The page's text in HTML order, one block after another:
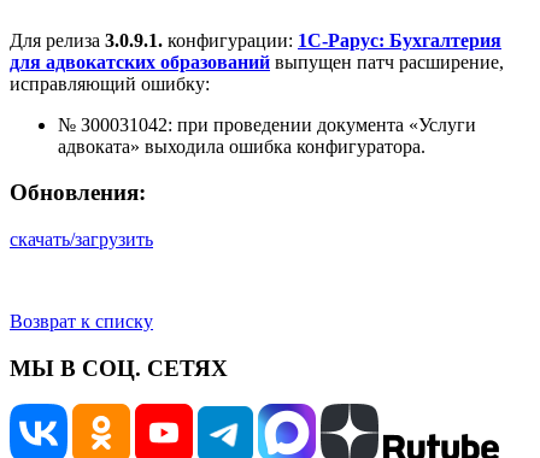
Для релиза 3.0.9.1. конфигурации: 1С-Рарус: Бухгалтерия
для адвокатских образований выпущен патч расширение,
исправляющий ошибку:
№ З00031042: при проведении документа «Услуги
адвоката» выходила ошибка конфигуратора.
Обновления:
скачать/загрузить
Возврат к списку
МЫ В СОЦ. СЕТЯХ